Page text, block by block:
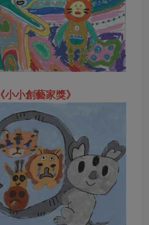
《小小創藝家獎》